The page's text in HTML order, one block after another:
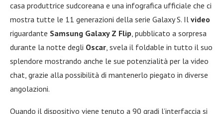
casa produttrice sudcoreana e una infografica ufficiale che ci
mostra tutte le 11 generazioni della serie Galaxy S. Il video
riguardante Samsung Galaxy Z Flip, pubblicato a sorpresa
durante la notte degli Oscar, svela il foldable in tutto il suo
splendore mostrando anche le sue potenzialità per la video
chat, grazie alla possibilità di mantenerlo piegato in diverse
angolazioni.
Quando il dispositivo viene tenuto a 90 gradi l’interfaccia si